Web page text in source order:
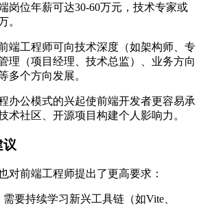
岗位年薪可达30-60万元，技术专家或
。
端工程师可向技术深度（如架构师、专
理（项目经理、技术总监）、业务方向
多个方向发展。
办公模式的兴起使前端开发者更容易承
术社区、开源项目构建个人影响力。
议
对前端工程师提出了更高要求：
需要持续学习新兴工具链（如Vite、